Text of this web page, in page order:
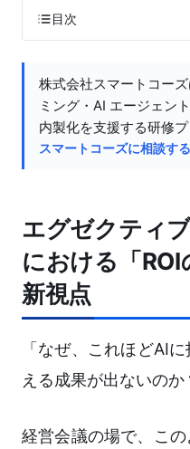
目次
株式会社スマートコー
ミング・AI エージェン
内製化を支援する研修
スマートコーズに相談す
エグゼクティ
における「
新視点
「なぜ、これほどAI
える成果が出ないのか
経営会議の場で、こ